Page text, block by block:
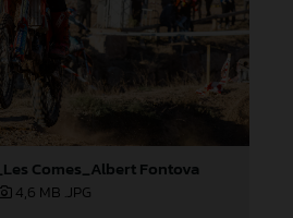
Comes_Albert Fontova
4,6 MB .JPG